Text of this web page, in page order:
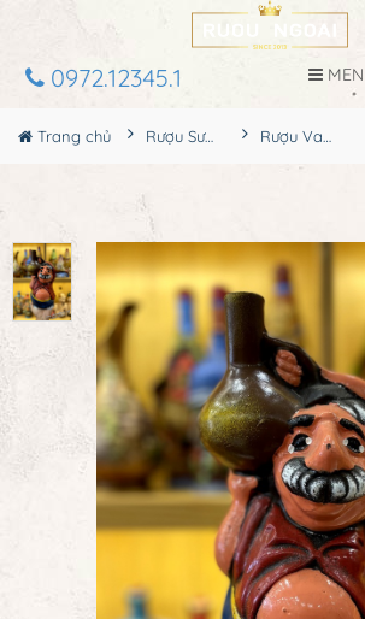
0972.12345.1
Trang chủ Rượu Sưu Tầm - Nga Rượu Vang Gốm Georgia MS103